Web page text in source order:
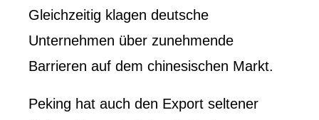
Gleichzeitig klagen deutsche
Unternehmen über zunehmende
Barrieren auf dem chinesischen Markt.
Peking hat auch den Export seltener